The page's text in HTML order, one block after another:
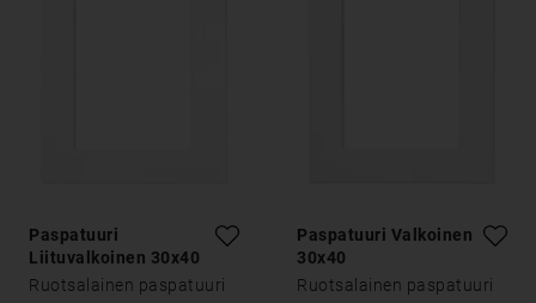
Paspatuuri
Liituvalkoinen 30x40
Ruotsalainen paspatuuri
Paspatuuri Valkoinen
30x40
Ruotsalainen paspatuuri